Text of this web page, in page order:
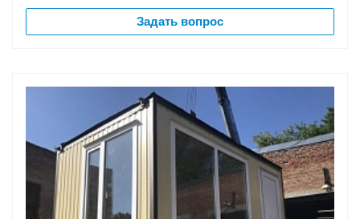
Задать вопрос